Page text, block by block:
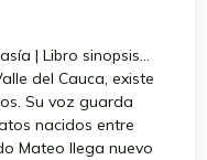
| Libro sinopsis...
del Cauca, existe
Su voz guarda
nacidos entre
Mateo llega nuevo